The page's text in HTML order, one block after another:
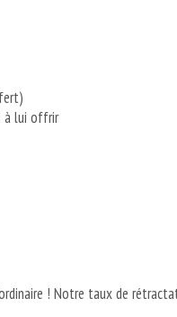
à lui offrir
! Notre taux de